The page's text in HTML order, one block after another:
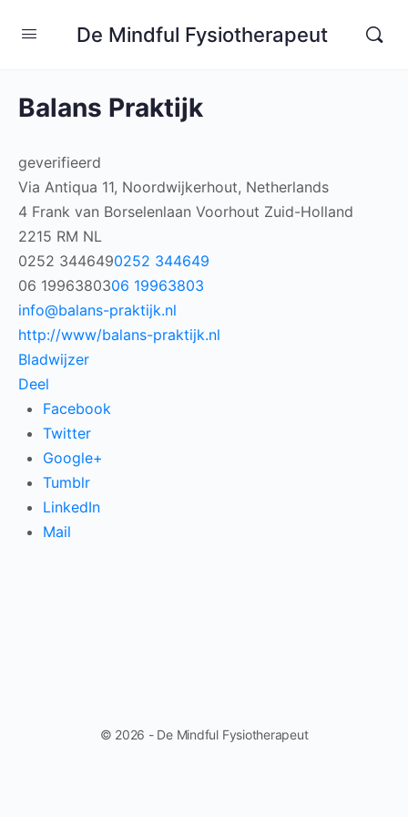
De Mindful Fysiotherapeut
Balans Praktijk
geverifieerd
Via Antiqua 11, Noordwijkerhout, Netherlands
4 Frank van Borselenlaan Voorhout Zuid-Holland
2215 RM NL
0252 3446490252 344649
06 1996380306 19963803
info@balans-praktijk.nl
http://www/balans-praktijk.nl
Bladwijzer
Deel
Facebook
Twitter
Google+
Tumblr
LinkedIn
Mail
© 2026 - De Mindful Fysiotherapeut